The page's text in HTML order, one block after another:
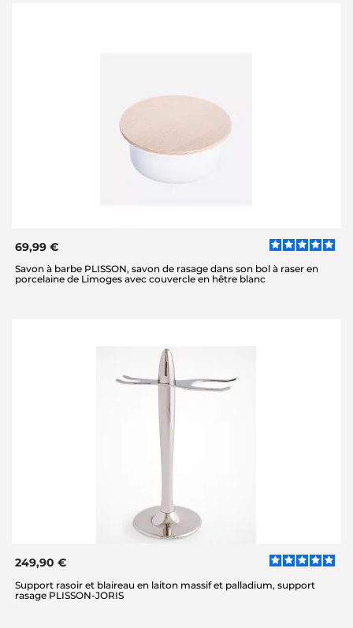
69,99 €
Savon à barbe PLISSON, savon de rasage dans son bol à raser en
porcelaine de Limoges avec couvercle en hêtre blanc
249,90 €
Support rasoir et blaireau en laiton massif et palladium, support
rasage PLISSON-JORIS